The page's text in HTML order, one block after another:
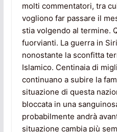
molti commentatori, tra
vogliono far passare il
stia volgendo al termine.
fuorvianti. La guerra in
nonostante la sconfitta
Islamico. Centinaia di
continuano a subire la
situazione di questa
bloccata in una
probabilmente andrà
situazione cambia più